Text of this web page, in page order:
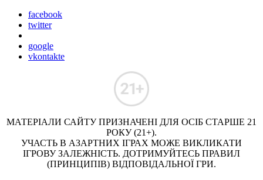
facebook
twitter
google
vkontakte
МАТЕРІАЛИ САЙТУ ПРИЗНАЧЕНІ ДЛЯ ОСІБ СТАРШЕ 21
РОКУ (21+).
УЧАСТЬ В АЗАРТНИХ ІГРАХ МОЖЕ ВИКЛИКАТИ
ІГРОВУ ЗАЛЕЖНІСТЬ. ДОТРИМУЙТЕСЬ ПРАВИЛ
(ПРИНЦИПІВ) ВІДПОВІДАЛЬНОЇ ГРИ.